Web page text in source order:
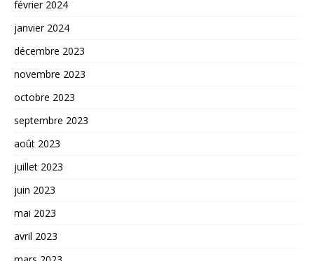
février 2024
janvier 2024
décembre 2023
novembre 2023
octobre 2023
septembre 2023
août 2023
juillet 2023
juin 2023
mai 2023
avril 2023